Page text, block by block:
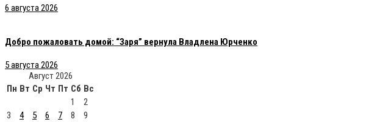
6 августа 2026
Добро пожаловать домой: “Заря” вернула Владлена Юрченко
5 августа 2026
Август 2026
Пн Вт Ср Чт Пт Сб Вс
1
2
3
4 5 6 7 8
9